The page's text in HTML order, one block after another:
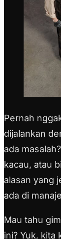
Pernah
dijalankan
ada
kacau, atau
alasan yang
ada di
Mau tahu
ini? Yuk, kita